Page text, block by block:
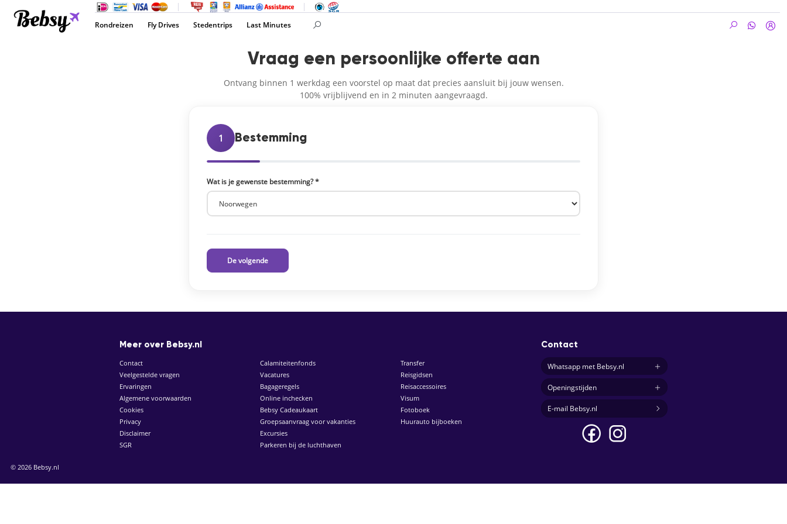
Rondreizen Fly Drives Stedentrips Last Minutes
Vraag een persoonlijke offerte aan
Ontvang binnen 1 werkdag een voorstel op maat dat precies aansluit bij jouw wensen.
100% vrijblijvend en in 2 minuten aangevraagd.
1 Bestemming
Wat is je gewenste bestemming? *
De volgende
Meer over Bebsy.nl
Contact
Veelgestelde vragen
Ervaringen
Algemene voorwaarden
Cookies
Privacy
Disclaimer
SGR
Calamiteitenfonds
Vacatures
Bagageregels
Online inchecken
Bebsy Cadeaukaart
Groepsaanvraag voor vakanties
Excursies
Parkeren bij de luchthaven
Transfer
Reisgidsen
Reisaccessoires
Visum
Fotoboek
Huurauto bijboeken
Contact
Whatsapp met Bebsy.nl
Openingstijden
E-mail Bebsy.nl
© 2026 Bebsy.nl